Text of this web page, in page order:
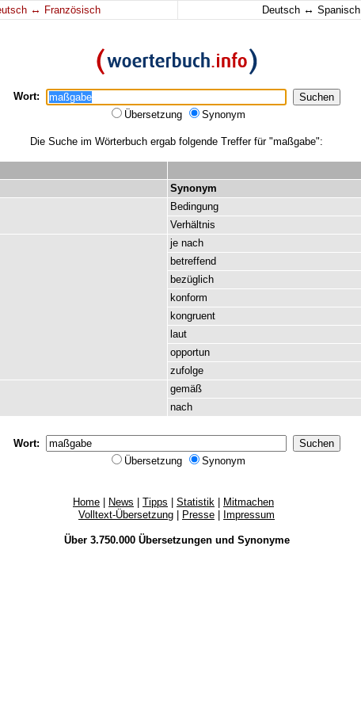
↔ Französisch Deutsch ↔ Spanisch
Wort:
Übersetzung
Synonym
Die Suche im Wörterbuch ergab folgende Treffer für "maßgabe":
Synonym
Bedingung
Verhältnis
je nach
betreffend
bezüglich
konform
kongruent
laut
opportun
zufolge
gemäß
nach
Wort:
Übersetzung
Synonym
Home News Tipps Statistik
Mitmachen
Volltext-Übersetzung
Presse Impressum
Über 3.750.000 Übersetzungenund Synonyme